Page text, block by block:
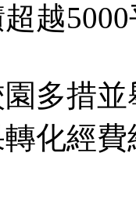
越
措並
化經